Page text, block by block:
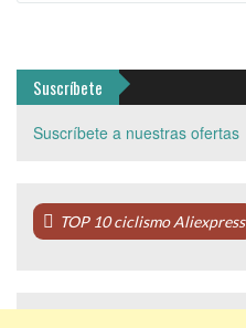
Suscríbete
Suscríbete a nuestras ofertas
TOP 10 ciclismo Aliexpress